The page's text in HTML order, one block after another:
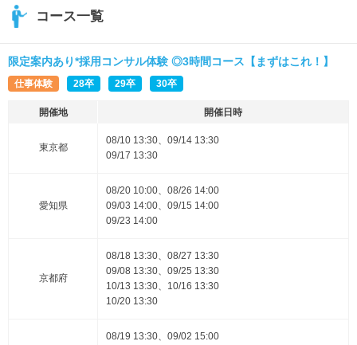
コース一覧
限定案内あり*採用コンサル体験 ◎3時間コース【まずはこれ！】
仕事体験 28卒 29卒 30卒
開催地 開催日時
東京都
08/10 13:30、09/14 13:30
09/17 13:30
愛知県
08/20 10:00、08/26 14:00
09/03 14:00、09/15 14:00
09/23 14:00
京都府
08/18 13:30、08/27 13:30
09/08 13:30、09/25 13:30
10/13 13:30、10/16 13:30
10/20 13:30
08/19 13:30、09/02 15:00